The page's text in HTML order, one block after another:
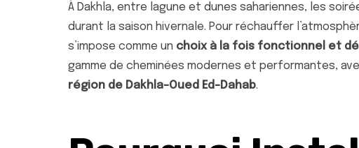
À Dakhla, entre lagune et dunes sahariennes, les
durant la saison hivernale. Pour réchauffer
s’impose comme un choix à la fois fonctionnel et
gamme de cheminées modernes et performantes,
région de Dakhla-Oued Ed-Dahab.